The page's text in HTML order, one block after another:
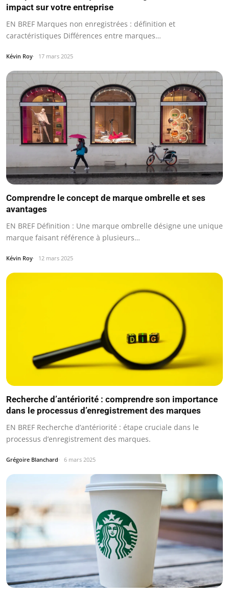
impact sur votre entreprise
EN BREF Marques non enregistrées : définition et
caractéristiques Différences entre marques…
Kévin Roy 17 mars 2025
Comprendre le concept de marque ombrelle et ses
avantages
EN BREF Définition : Une marque ombrelle désigne une unique
marque faisant référence à plusieurs…
Kévin Roy 12 mars 2025
Recherche d’antériorité : comprendre son importance
dans le processus d’enregistrement des marques
EN BREF Recherche d’antériorité : étape cruciale dans le
processus d’enregistrement des marques.
Grégoire Blanchard 6 mars 2025